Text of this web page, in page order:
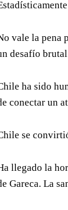
vale la pena
desafío
ha sido
conectar un
se
llegado la
Gareca. La